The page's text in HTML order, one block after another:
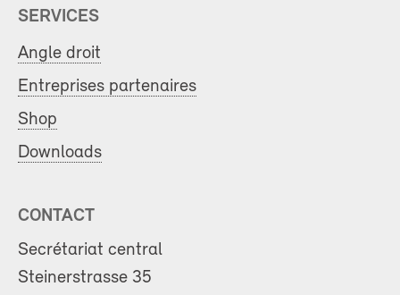
SERVICES
Angle droit
Entreprises partenaires
Shop
Downloads
CONTACT
Secrétariat central
Steinerstrasse 35